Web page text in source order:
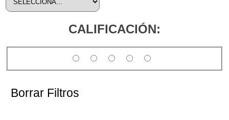
CALIFICACIÓN:
Borrar Filtros